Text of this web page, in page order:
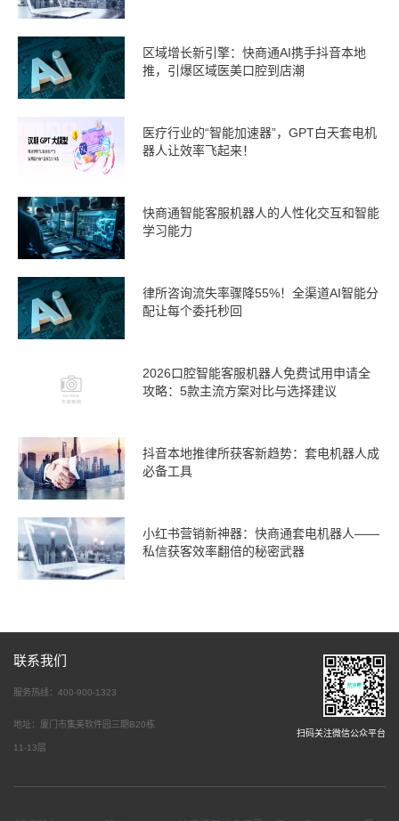
区域增长新引擎：快商通AI携手抖音本地
推，引爆区域医美口腔到店潮
医疗行业的“智能加速器”，GPT白天套电机
器人让效率飞起来！
快商通智能客服机器人的人性化交互和智能
学习能力
律所咨询流失率骤降55%！全渠道AI智能分
配让每个委托秒回
2026口腔智能客服机器人免费试用申请全
攻略：5款主流方案对比与选择建议
抖音本地推律所获客新趋势：套电机器人成
必备工具
小红书营销新神器：快商通套电机器人——
私信获客效率翻倍的秘密武器
联系我们
服务热线：400-900-1323
地址：厦门市集美软件园三期B20栋
11-13层
扫码关注微信公众平台